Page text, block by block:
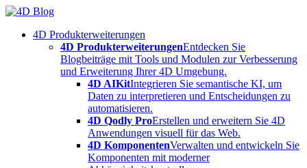
Skip
content4D Produkterweiterungen
4D ProdukterweiterungenEntdecken Sie
Blogbeiträge mit Tools und Modulen zur Verbesserung
und Erweiterung Ihrer 4D Umgebung.
4D AIKitIntegrieren Sie semantische KI, um
Daten zu interpretieren und Entscheidungen zu
automatisieren.
4D Qodly ProErstellen und erweitern Sie 4D
Anwendungen visuell für das Web.
4D KomponentenVerwalten und entwickeln Sie
Komponenten mit moderner